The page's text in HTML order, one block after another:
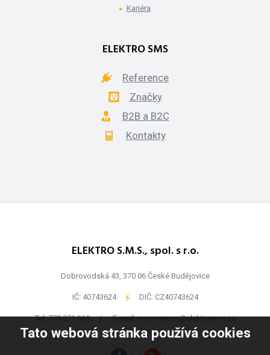
Tato webová stránka používá cookies
Kariéra
ELEKTRO SMS
Reference
Značky
B2B a B2C
Kontakty
ELEKTRO S.M.S., spol. s r.o.
Dobrovodská 43, 370 06 České Budějovice
IČ: 40743624 - DIČ: CZ40743624
Tel:778 971 369 - E-mail:ecommerce@elektrosms.cz